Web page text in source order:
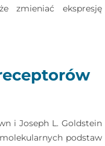
zmieniać ekspresję
i Joseph L. Goldstein
podstaw